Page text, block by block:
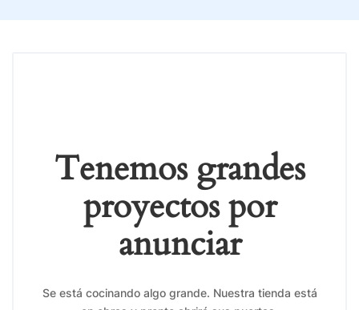
Tenemos grandes
proyectos por
anunciar
Se está cocinando algo grande. Nuestra tienda está